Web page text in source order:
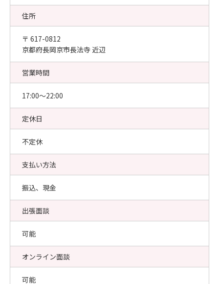
住所
〒 617-0812
京都府長岡京市長法寺 近辺
営業時間
17:00〜22:00
定休日
不定休
支払い方法
振込、現金
出張面談
可能
オンライン面談
可能